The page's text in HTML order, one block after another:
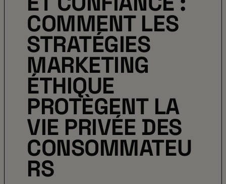
COMMENT LES
STRATÉGIES
MARKETING
ÉTHIQUE
PROTÈGENT LA
VIE PRIVÉE DES
CONSOMMATEU
RS